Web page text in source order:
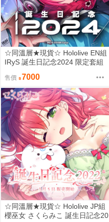
☆同溫層★現貨☆ Hololive EN組
IRyS 誕生日記念2024 限定套組
售價 7000
☆同溫層★現貨☆ Hololive JP組
櫻巫女 さくらみこ 誕生日記念20